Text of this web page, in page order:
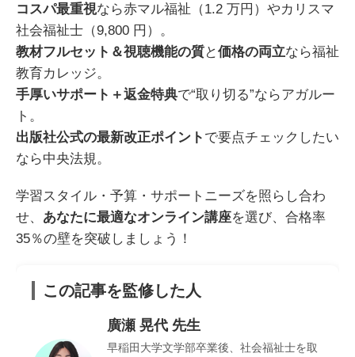
コスパ最重視なら赤マル福祉（1.2 万円）やカリスマ
社会福祉士（9,800 円）。
教材フルセット＆視聴機能の質と価格の両立なら福祉
教育カレッジ。
手厚いサポート＋返金特典で“取り切る”ならアガルー
ト。
出版社公式の最新改正ポイント で要点チェックしたい
なら中央法規。
学習スタイル・予算・サポートニーズを照らし合わ
せ、 あなたに最適なオンライン講座を選び、合格率
35％の壁を突破しましょう！
この記事を監修した人
廣瀬 晃代 先生
早稲田大学文学部卒業後、社会福祉士を取